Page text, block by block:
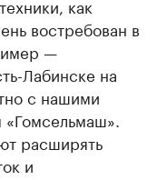
как
востребован в
—
Лабинске на
с нашими
расширять
и